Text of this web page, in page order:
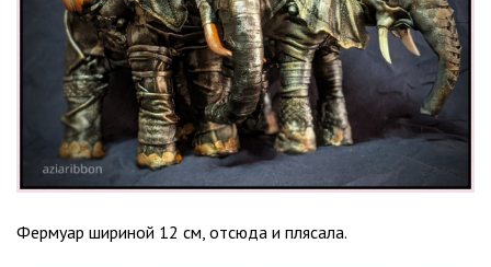
Фермуар шириной 12 см, отсюда и плясала.